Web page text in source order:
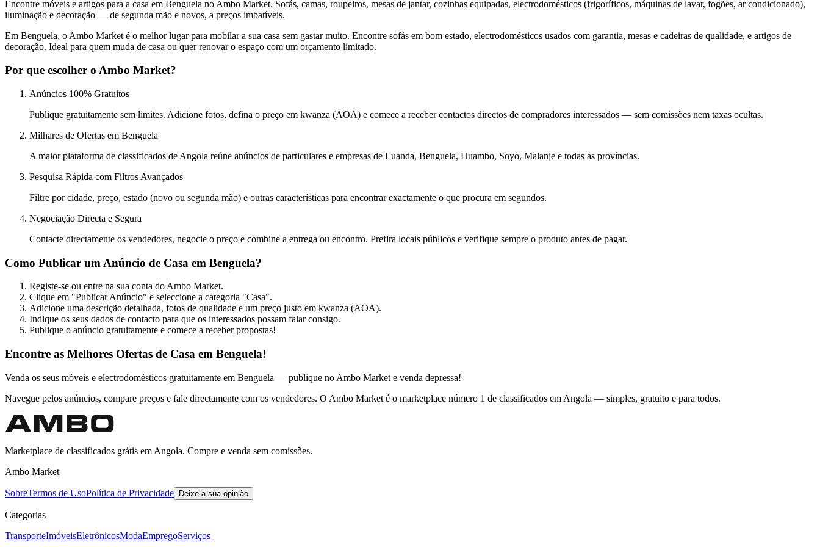
Encontre móveis e artigos para a casa em Benguela no Ambo Market. Sofás, camas, roupeiros, mesas de jantar, cozinhas equipadas, electrodomésticos (frigoríficos, máquinas de lavar, fogões, ar condicionado),
iluminação e decoração — de segunda mão e novos, a preços imbatíveis.
Em Benguela, o Ambo Market é o melhor lugar para mobilar a sua casa sem gastar muito. Encontre sofás em bom estado, electrodomésticos usados com garantia, mesas e cadeiras de qualidade, e artigos de
decoração. Ideal para quem muda de casa ou quer renovar o espaço com um orçamento limitado.
Por que escolher o Ambo Market?
Anúncios 100% Gratuitos
Publique gratuitamente sem limites. Adicione fotos, defina o preço em kwanza (AOA) e comece a receber contactos directos de compradores interessados — sem comissões nem taxas ocultas.
Milhares de Ofertas em Benguela
A maior plataforma de classificados de Angola reúne anúncios de particulares e empresas de Luanda, Benguela, Huambo, Soyo, Malanje e todas as províncias.
Pesquisa Rápida com Filtros Avançados
Filtre por cidade, preço, estado (novo ou segunda mão) e outras características para encontrar exactamente o que procura em segundos.
Negociação Directa e Segura
Contacte directamente os vendedores, negocie o preço e combine a entrega ou encontro. Prefira locais públicos e verifique sempre o produto antes de pagar.
Como Publicar um Anúncio de Casa em Benguela?
Registe-se ou entre na sua conta do Ambo Market.
Clique em "Publicar Anúncio" e seleccione a categoria "Casa".
Adicione uma descrição detalhada, fotos de qualidade e um preço justo em kwanza (AOA).
Indique os seus dados de contacto para que os interessados possam falar consigo.
Publique o anúncio gratuitamente e comece a receber propostas!
Encontre as Melhores Ofertas de Casa em Benguela!
Venda os seus móveis e electrodomésticos gratuitamente em Benguela — publique no Ambo Market e venda depressa!
Navegue pelos anúncios, compare preços e fale directamente com os vendedores. O Ambo Market é o marketplace número 1 de classificados em Angola — simples, gratuito e para todos.
Marketplace de classificados grátis em Angola. Compre e venda sem comissões.
Ambo Market
SobreTermos de UsoPolítica de Privacidade Deixe a sua opinião
Categorias
TransporteImóveisEletrônicosModaEmpregoServiços